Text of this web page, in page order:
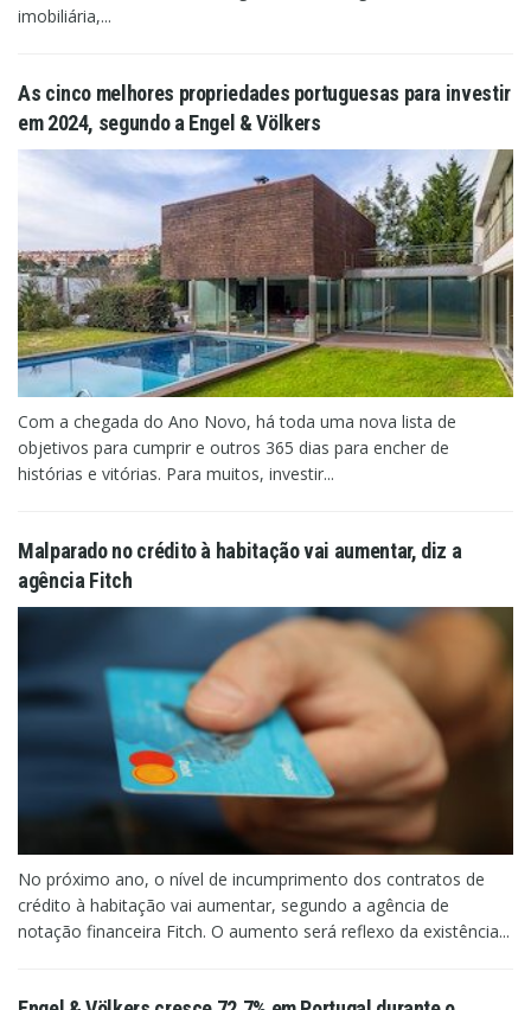
imobiliária,...
As cinco melhores propriedades portuguesas para investir
em 2024, segundo a Engel & Völkers
Com a chegada do Ano Novo, há toda uma nova lista de
objetivos para cumprir e outros 365 dias para encher de
histórias e vitórias. Para muitos, investir...
Malparado no crédito à habitação vai aumentar, diz a
agência Fitch
No próximo ano, o nível de incumprimento dos contratos de
crédito à habitação vai aumentar, segundo a agência de
notação financeira Fitch. O aumento será reflexo da existência...